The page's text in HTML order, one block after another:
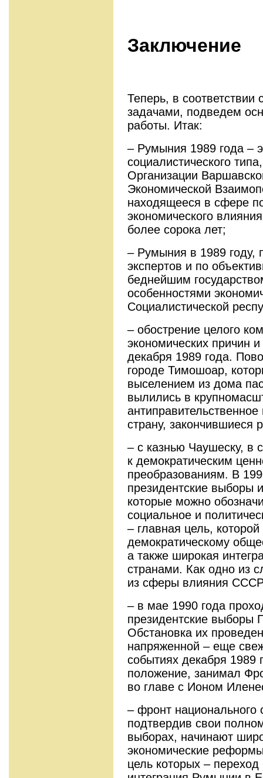
Заключение
Теперь, в
задачами, подведем
работы. Итак:
– Румыния 1989 года –
социалистического
Организации
Экономической
находящееся в сфере
экономического
более сорока лет;
– Румыния в 1989 году,
экспертов и по
беднейшим
особенностями
Социалистической
– обострение целого
экономических причин
декабря 1989 года.
городе Тимошоар,
выселением из дома
вылились в
страну, закончившиеся
– с казнью Чаушеску, в
к демократическим
преобразованиям. В
президентские выборы
которые можно
социальное и
– главная цель,
демократическому
а также широкая
странами. Как одно из
из сферы влияния
– в мае 1990 года
президентские выборы
Обстановка их
напряженной – еще
событиях декабря
положение, занимал
во главе с Ионом
– фронт национального
подтвердив свои
выборах, начинают
экономические
цель которых –